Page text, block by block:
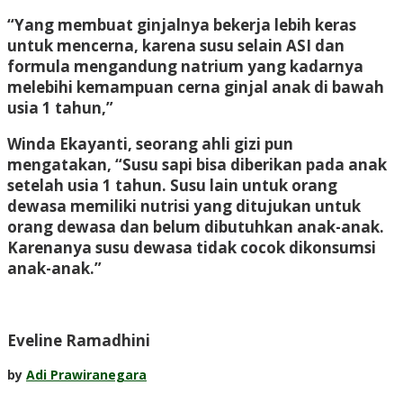
“Yang membuat ginjalnya bekerja lebih keras
untuk mencerna, karena susu selain ASI dan
formula mengandung natrium yang kadarnya
melebihi kemampuan cerna ginjal anak di bawah
usia 1 tahun,”
Winda Ekayanti, seorang ahli gizi pun
mengatakan, “Susu sapi bisa diberikan pada anak
setelah usia 1 tahun. Susu lain untuk orang
dewasa memiliki nutrisi yang ditujukan untuk
orang dewasa dan belum dibutuhkan anak-anak.
Karenanya susu dewasa tidak cocok dikonsumsi
anak-anak.”
Eveline Ramadhini
by Adi Prawiranegara